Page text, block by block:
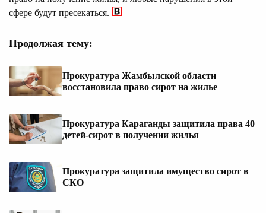
сфере будут пресекаться.
Продолжая тему:
Прокуратура Жамбылской области
восстановила право сирот на жилье
Прокуратура Караганды защитила права 40
детей-сирот в получении жилья
Прокуратура защитила имущество сирот в
СКО